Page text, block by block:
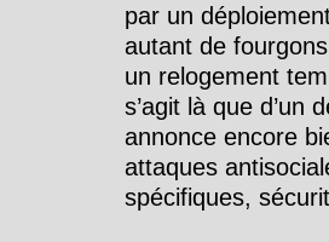
par un
autant de
un relogement
s’agit là que d’un
annonce encore
attaques
spécifiques,